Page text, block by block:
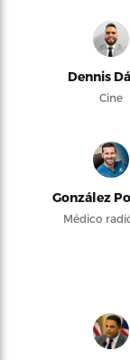
Dennis
Cine
González
Médico